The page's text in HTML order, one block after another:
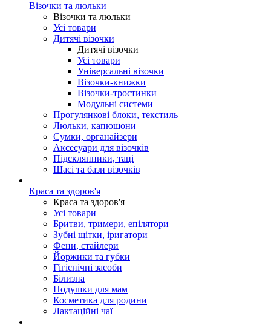
Візочки та люльки
Візочки та люльки
Усі товари
Дитячі візочки
Дитячі візочки
Усі товари
Універсальні візочки
Візочки-книжки
Візочки-тростинки
Модульні системи
Прогулянкові блоки, текстиль
Люльки, капюшони
Сумки, органайзери
Аксесуари для візочків
Підсклянники, таці
Шасі та бази візочків
Краса та здоров'я
Краса та здоров'я
Усі товари
Бритви, тримери, епілятори
Зубні щітки, іригатори
Фени, стайлери
Йоржики та губки
Гігієнічні засоби
Білизна
Подушки для мам
Косметика для родини
Лактаційні чаї